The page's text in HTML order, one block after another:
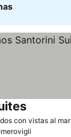
con vistas al mar
Imerovigli